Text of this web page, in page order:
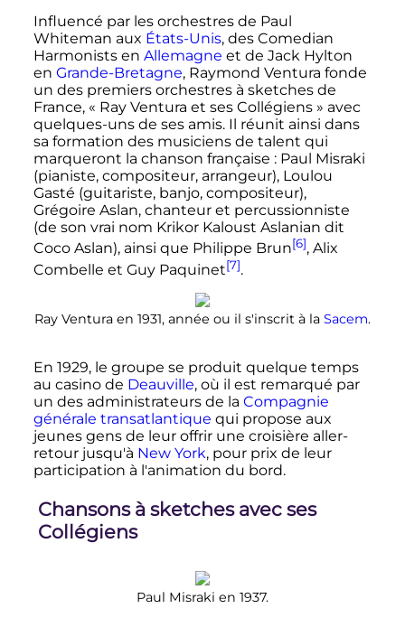
Influencé par les orchestres de Paul
Whiteman aux États-Unis, des Comedian
Harmonists en Allemagne et de Jack Hylton
en Grande-Bretagne, Raymond Ventura fonde
un des premiers orchestres à sketches de
France, « Ray Ventura et ses Collégiens » avec
quelques-uns de ses amis. Il réunit ainsi dans
sa formation des musiciens de talent qui
marqueront la chanson française : Paul Misraki
(pianiste, compositeur, arrangeur), Loulou
Gasté (guitariste, banjo, compositeur),
Grégoire Aslan, chanteur et percussionniste
(de son vrai nom Krikor Kaloust Aslanian dit
Coco Aslan), ainsi que Philippe Brun[6], Alix
Combelle et Guy Paquinet[7].
Ray Ventura en 1931, année ou il s'inscrit à la Sacem.
En 1929, le groupe se produit quelque temps
au casino de Deauville, où il est remarqué par
un des administrateurs de la Compagnie
générale transatlantique qui propose aux
jeunes gens de leur offrir une croisière aller-
retour jusqu'à New York, pour prix de leur
participation à l'animation du bord.
Chansons à sketches avec ses
Collégiens
Paul Misraki en 1937.